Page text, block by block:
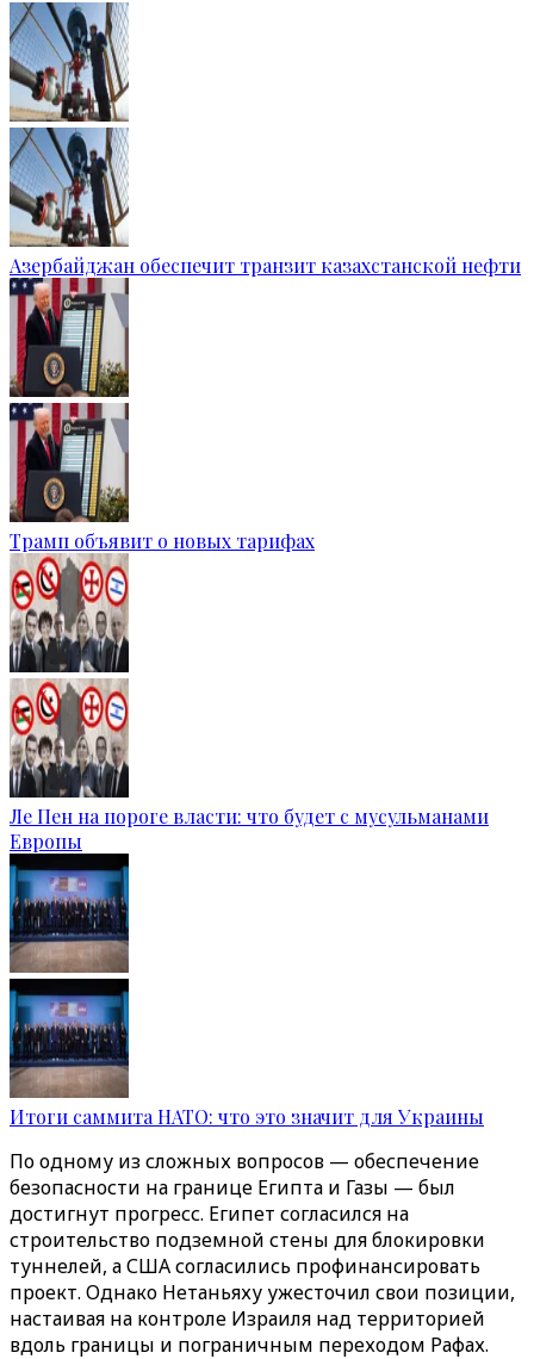
Азербайджан обеспечит транзит казахстанской нефти
Трамп объявит о новых тарифах
Ле Пен на пороге власти: что будет с мусульманами
Европы
Итоги саммита НАТО: что это значит для Украины
По одному из сложных вопросов — обеспечение
безопасности на границе Египта и Газы — был
достигнут прогресс. Египет согласился на
строительство подземной стены для блокировки
туннелей, а США согласились профинансировать
проект. Однако Нетаньяху ужесточил свои позиции,
настаивая на контроле Израиля над территорией
вдоль границы и пограничным переходом Рафах.